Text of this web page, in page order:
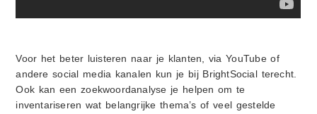
Voor het beter luisteren naar je klanten, via YouTube of
andere social media kanalen kun je bij BrightSocial terecht.
Ook kan een zoekwoordanalyse je helpen om te
inventariseren wat belangrijke thema’s of veel gestelde